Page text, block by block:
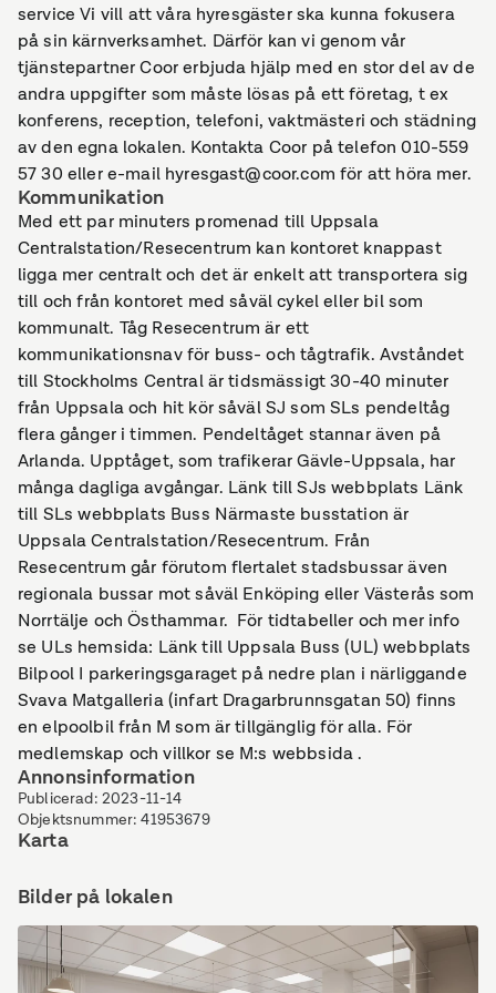
service Vi vill att våra hyresgäster ska kunna fokusera
på sin kärnverksamhet. Därför kan vi genom vår
tjänstepartner Coor erbjuda hjälp med en stor del av de
andra uppgifter som måste lösas på ett företag, t ex
konferens, reception, telefoni, vaktmästeri och städning
av den egna lokalen. Kontakta Coor på telefon 010-559
57 30 eller e-mail hyresgast@coor.com för att höra mer.
Kommunikation
Med ett par minuters promenad till Uppsala
Centralstation/Resecentrum kan kontoret knappast
ligga mer centralt och det är enkelt att transportera sig
till och från kontoret med såväl cykel eller bil som
kommunalt. Tåg Resecentrum är ett
kommunikationsnav för buss- och tågtrafik. Avståndet
till Stockholms Central är tidsmässigt 30-40 minuter
från Uppsala och hit kör såväl SJ som SLs pendeltåg
flera gånger i timmen. Pendeltåget stannar även på
Arlanda. Upptåget, som trafikerar Gävle-Uppsala, har
många dagliga avgångar. Länk till SJs webbplats Länk
till SLs webbplats Buss Närmaste busstation är
Uppsala Centralstation/Resecentrum. Från
Resecentrum går förutom flertalet stadsbussar även
regionala bussar mot såväl Enköping eller Västerås som
Norrtälje och Östhammar. För tidtabeller och mer info
se ULs hemsida: Länk till Uppsala Buss (UL) webbplats
Bilpool I parkeringsgaraget på nedre plan i närliggande
Svava Matgalleria (infart Dragarbrunnsgatan 50) finns
en elpoolbil från M som är tillgänglig för alla. För
medlemskap och villkor se M:s webbsida .
Annonsinformation
Publicerad: 2023-11-14
Objektsnummer:41953679
Karta
Bilder på lokalen